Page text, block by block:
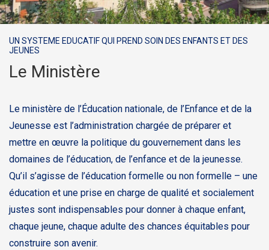
UN SYSTEME EDUCATIF QUI PREND SOIN DES ENFANTS ET DES
JEUNES
Le Ministère
Le ministère de l’Éducation nationale, de l’Enfance et de la
Jeunesse est l’administration chargée de préparer et
mettre en œuvre la politique du gouvernement dans les
domaines de l’éducation, de l’enfance et de la jeunesse.
Qu’il s’agisse de l’éducation formelle ou non formelle – une
éducation et une prise en charge de qualité et socialement
justes sont indispensables pour donner à chaque enfant,
chaque jeune, chaque adulte des chances équitables pour
construire son avenir.